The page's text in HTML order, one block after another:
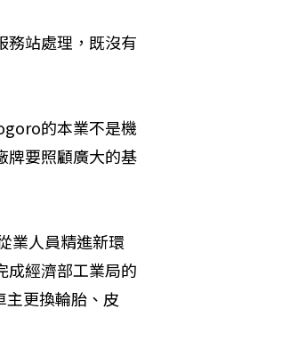
務站處理，既沒有
的本業不是機
牌要照顧廣大的基
業人員精進新環
成經濟部工業局的
更換輪胎、皮